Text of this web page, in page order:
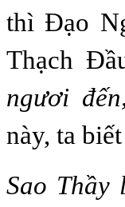
thì Đạo
Thạch
ngươi
này, ta
Sao Thầy